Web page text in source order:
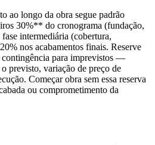
ao longo da obra segue padrão
30%** do cronograma (fundação,
intermediária (cobertura,
nos acabamentos finais. Reserve
para imprevistos —
previsto, variação de preço de
Começar obra sem essa reserva
ou comprometimento da